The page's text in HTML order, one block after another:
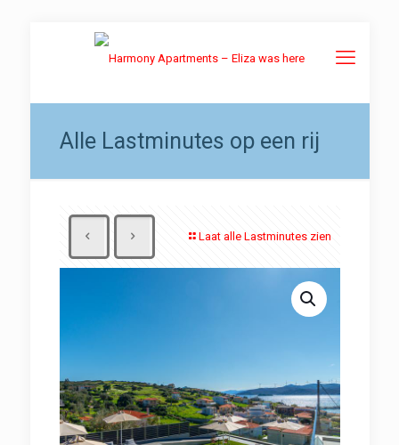
Alle Lastminutes op een rij
Laat alle Lastminutes zien